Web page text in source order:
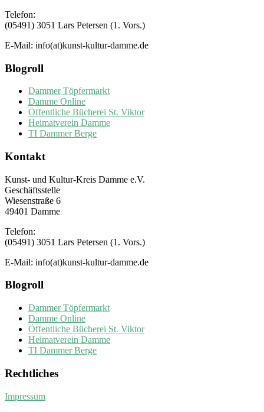
Telefon:
(05491) 3051 Lars Petersen (1. Vors.)
E-Mail: info(at)kunst-kultur-damme.de
Blogroll
Dammer Töpfermarkt
Damme Online
Öffentliche Bücherei St. Viktor
Heimatverein Damme
TI Dammer Berge
Kontakt
Kunst- und Kultur-Kreis Damme e.V.
Geschäftsstelle
Wiesenstraße 6
49401 Damme
Telefon:
(05491) 3051 Lars Petersen (1. Vors.)
E-Mail: info(at)kunst-kultur-damme.de
Blogroll
Dammer Töpfermarkt
Damme Online
Öffentliche Bücherei St. Viktor
Heimatverein Damme
TI Dammer Berge
Rechtliches
Impressum